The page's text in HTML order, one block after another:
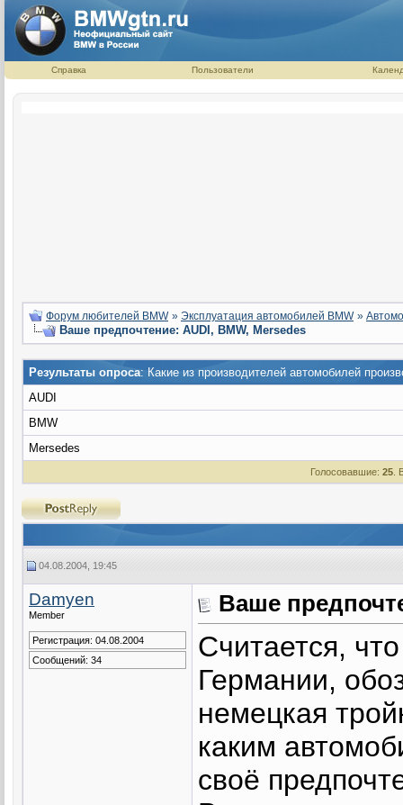
Справка Пользователи
Форум любителей BMW » Эксплуатация автомобилей BMW »
Ваше предпочтение: AUDI, BMW, Mersedes
Результаты опроса: Какие из производителей автомобилей
AUDI
BMW
Mersedes
Голосовавшие: 25.
04.08.2004, 19:45
Damyen
Member
Регистрация: 04.08.2004
Сообщений: 34
Ваше
Считается,
Германии,
немецкая
каким
своё